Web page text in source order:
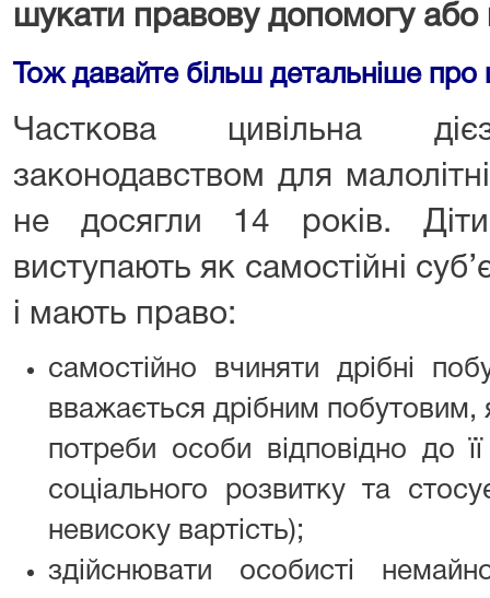
шукати правову допомогу або
Тож давайте більш детальніше
Часткова цивільна
законодавством для
не досягли 14 років.
виступають як самостійні
і мають право:
самостійно вчиняти дрібні
вважається дрібним побутовим,
потреби особи відповідно до
соціального розвитку та
невисоку вартість);
здійснювати особисті